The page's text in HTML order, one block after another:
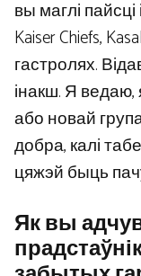
вы маглі
Kaiser Chiefs,
гастролях.
інакш. Я
або новай
добра, калі
цяжэй быць
Як вы